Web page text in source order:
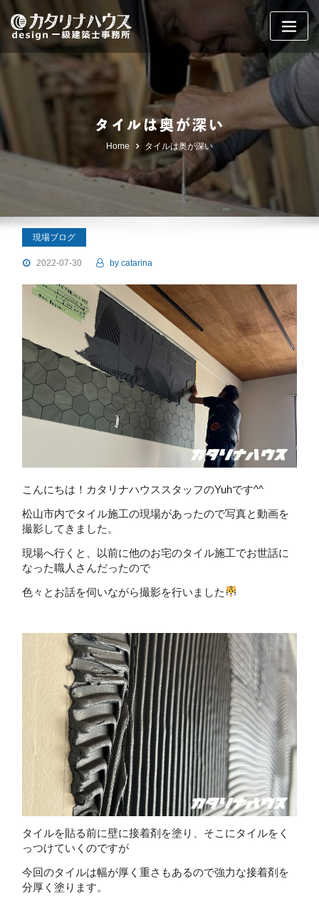
content
タイルは奥が深い
Home タイルは奥が深い
現場ブログ
2022-07-30 by catarina
こんにちは！カタリナハウススタッフのYuhです^^
松山市内でタイル施工の現場があったので写真と動画を
撮影してきました。
現場へ行くと、以前に他のお宅のタイル施工でお世話に
なった職人さんだったので
色々とお話を伺いながら撮影を行いました
タイルを貼る前に壁に接着剤を塗り、そこにタイルをく
っつけていくのですが
今回のタイルは幅が厚く重さもあるので強力な接着剤を
分厚く塗ります。